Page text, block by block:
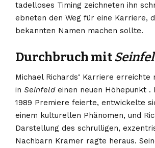
tadelloses Timing zeichneten ihn
ebneten den Weg für eine Karriere,
bekannten Namen machen sollte.
Durchbruch mit
Michael Richards‘ Karriere erreichte
in Seinfeldeinen neuen Höhepunkt .
1989 Premiere feierte, entwickelte
einem kulturellen Phänomen, und
Darstellung des schrulligen,
Nachbarn Kramer ragte heraus.